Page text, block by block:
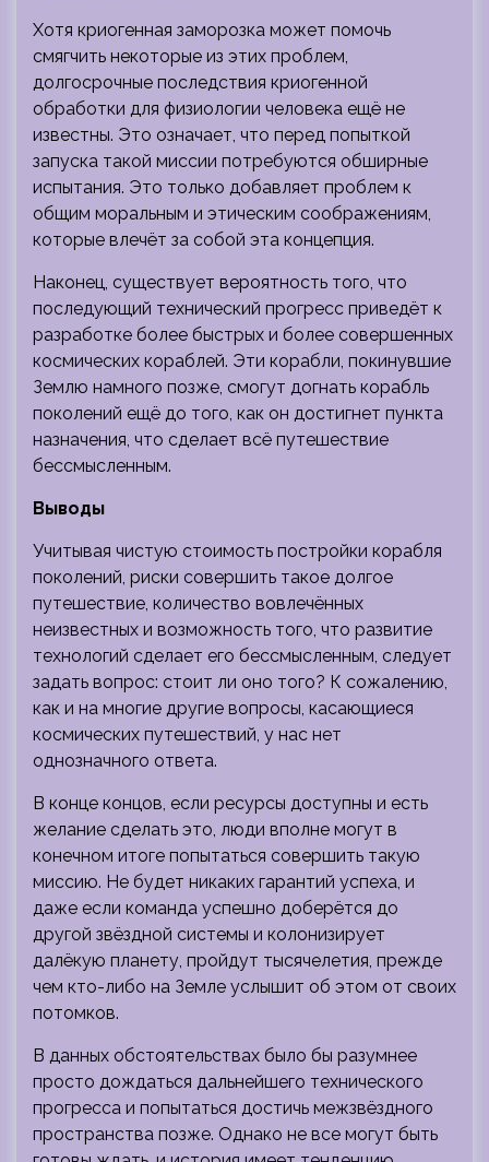
Хотя криогенная заморозка может помочь
смягчить некоторые из этих проблем,
долгосрочные последствия криогенной
обработки для физиологии человека ещё не
известны. Это означает, что перед попыткой
запуска такой миссии потребуются обширные
испытания. Это только добавляет проблем к
общим моральным и этическим соображениям,
которые влечёт за собой эта концепция.
Наконец, существует вероятность того, что
последующий технический прогресс приведёт к
разработке более быстрых и более совершенных
космических кораблей. Эти корабли, покинувшие
Землю намного позже, смогут догнать корабль
поколений ещё до того, как он достигнет пункта
назначения, что сделает всё путешествие
бессмысленным.
Выводы
Учитывая чистую стоимость постройки корабля
поколений, риски совершить такое долгое
путешествие, количество вовлечённых
неизвестных и возможность того, что развитие
технологий сделает его бессмысленным, следует
задать вопрос: стоит ли оно того? К сожалению,
как и на многие другие вопросы, касающиеся
космических путешествий, у нас нет
однозначного ответа.
В конце концов, если ресурсы доступны и есть
желание сделать это, люди вполне могут в
конечном итоге попытаться совершить такую ​​
миссию. Не будет никаких гарантий успеха, и
даже если команда успешно доберётся до
другой звёздной системы и колонизирует
далёкую планету, пройдут тысячелетия, прежде
чем кто-либо на Земле услышит об этом от своих
потомков.
В данных обстоятельствах было бы разумнее
просто дождаться дальнейшего технического
прогресса и попытаться достичь межзвёздного
пространства позже. Однако не все могут быть